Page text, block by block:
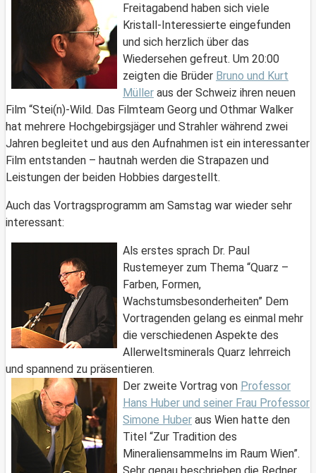
Freitagabend haben sich viele
Kristall-Interessierte eingefunden
und sich herzlich über das
Wiedersehen gefreut. Um 20:00
zeigten die Brüder Bruno und Kurt
Müller aus der Schweiz ihren neuen
Film “Stei(n)-Wild. Das Filmteam Georg und Othmar Walker
hat mehrere Hochgebirgsjäger und Strahler während zwei
Jahren begleitet und aus den Aufnahmen ist ein interessanter
Film entstanden – hautnah werden die Strapazen und
Leistungen der beiden Hobbies dargestellt.
Auch das Vortragsprogramm am Samstag war wieder sehr
interessant:
Als erstes sprach Dr. Paul
Rustemeyer zum Thema “Quarz –
Farben, Formen,
Wachstumsbesonderheiten” Dem
Vortragenden gelang es einmal mehr
die verschiedenen Aspekte des
Allerweltsminerals Quarz lehrreich
und spannend zu präsentieren.
Der zweite Vortrag von Professor
Hans Huber und seiner Frau Professor
Simone Huber aus Wien hatte den
Titel “Zur Tradition des
Mineraliensammelns im Raum Wien”.